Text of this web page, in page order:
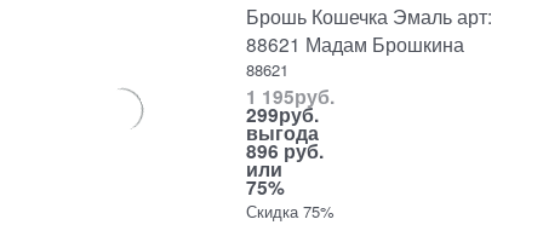
Брошь Кошечка Эмаль арт:
88621 Мадам Брошкина
88621
1 195руб.
299руб.
выгода
896 руб.
или
75%
Скидка 75%